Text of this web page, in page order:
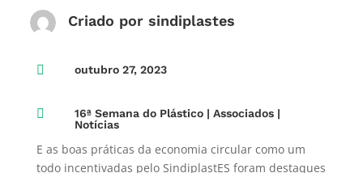
Criado por sindiplastes
 outubro 27, 2023
 16ª Semana do Plástico| Associados|
Notícias
E as boas práticas da economia circular como um
todo incentivadas pelo SindiplastES foram destaques